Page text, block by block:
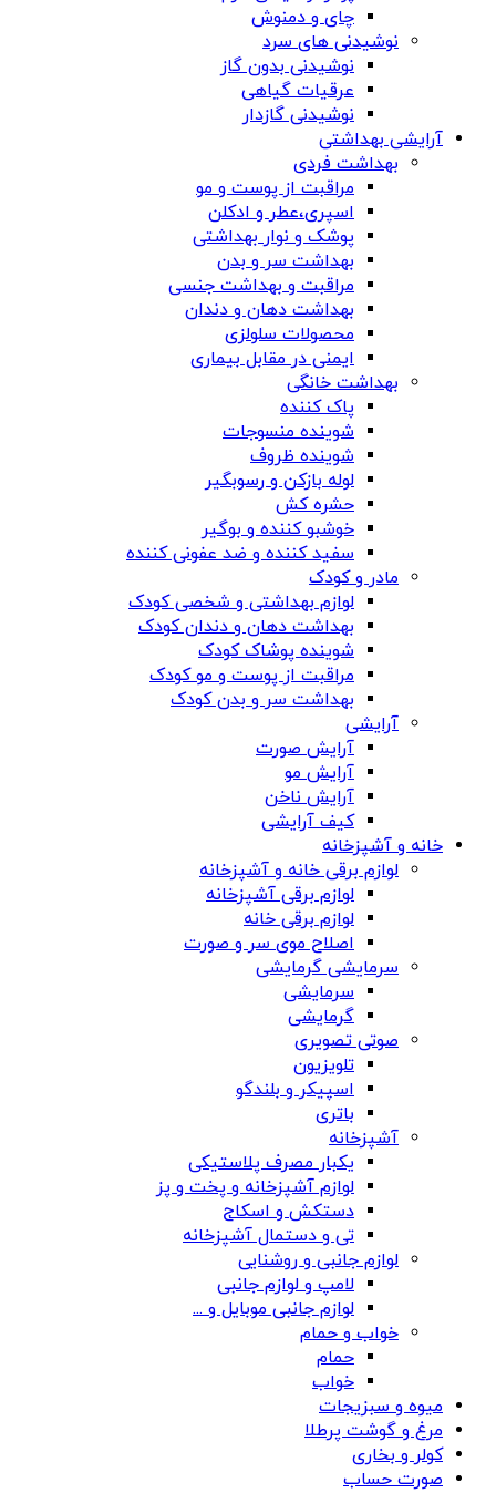
چای و دمنوش
نوشیدنی های سرد
نوشیدنی بدون گاز
عرقیات گیاهی
نوشیدنی گازدار
آرایشی بهداشتی
بهداشت فردی
مراقبت از پوست و مو
اسپری،عطر و ادکلن
پوشک و نوار بهداشتی
بهداشت سر و بدن
مراقبت و بهداشت جنسی
بهداشت دهان و دندان
محصولات سلولزی
ایمنی در مقابل بیماری
بهداشت خانگی
پاک کننده
شوینده منسوجات
شوینده ظروف
لوله بازکن و رسوبگیر
حشره کش
خوشبو کننده و بوگیر
سفید کننده و ضد عفونی کننده
مادر و کودک
لوازم بهداشتی و شخصی کودک
بهداشت دهان و دندان کودک
شوینده پوشاک کودک
مراقبت از پوست و مو کودک
بهداشت سر و بدن کودک
آرایشی
آرایش صورت
آرایش مو
آرایش ناخن
کیف آرایشی
خانه و آشپزخانه
لوازم برقی خانه و آشپزخانه
لوازم برقی آشپزخانه
لوازم برقی خانه
اصلاح موی سر و صورت
سرمایشی گرمایشی
سرمایشی
گرمایشی
صوتی تصویری
تلویزیون
اسپیکر و بلندگو
باتری
آشپزخانه
یکبار مصرف پلاستیکی
لوازم آشپزخانه و پخت و پز
دستکش و اسکاج
تی و دستمال آشپزخانه
لوازم جانبی و روشنایی
لامپ و لوازم جانبی
لوازم جانبی موبایل و ...
خواب و حمام
حمام
خواب
میوه و سبزیجات
مرغ و گوشت پرطلا
کولر و بخاری
صورت حساب